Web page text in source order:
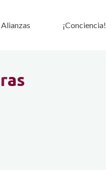
Alianzas ¡Conciencia!
ras